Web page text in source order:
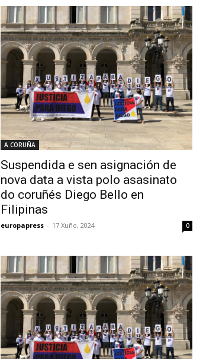
A CORUÑA
Suspendida e sen asignación de
nova data a vista polo asasinato
do coruñés Diego Bello en
Filipinas
europapress - 17 Xuño, 2024 0